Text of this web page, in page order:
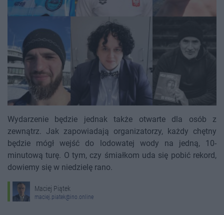
Wydarzenie będzie jednak także otwarte dla osób z
zewnątrz. Jak zapowiadają organizatorzy, każdy chętny
będzie mógł wejść do lodowatej wody na jedną, 10-
minutową turę. O tym, czy śmiałkom uda się pobić rekord,
dowiemy się w niedzielę rano.
Maciej Piątek
maciej.piatek@ino.online